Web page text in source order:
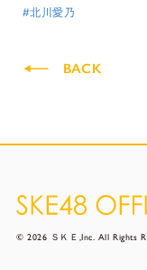
#北川愛乃
BACK
© 2026 ＳＫＥ,Inc. All Rights